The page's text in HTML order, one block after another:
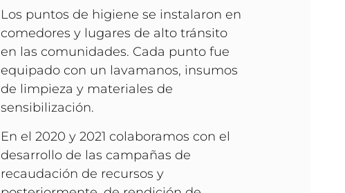
Los puntos de higiene se instalaron en
comedores y lugares de alto tránsito
en las comunidades. Cada punto fue
equipado con un lavamanos, insumos
de limpieza y materiales de
sensibilización.
En el 2020 y 2021 colaboramos con el
desarrollo de las campañas de
recaudación de recursos y